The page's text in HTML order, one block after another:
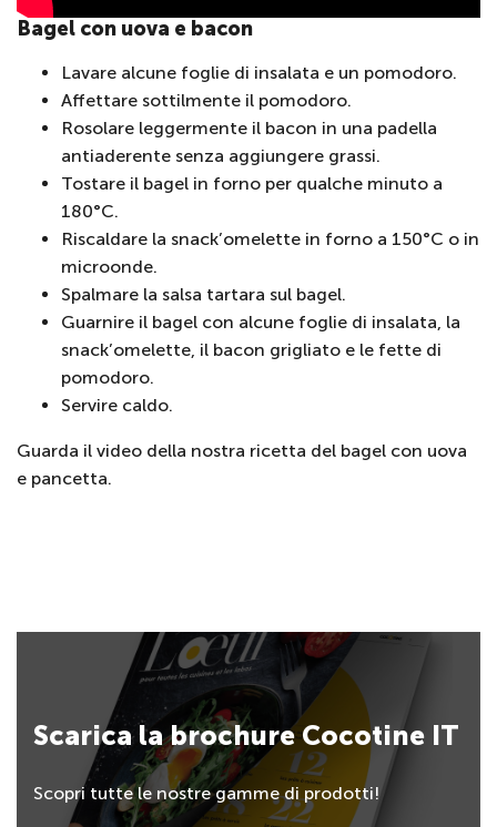
Bagel con uova e bacon
Lavare alcune foglie di insalata e un pomodoro.
Affettare sottilmente il pomodoro.
Rosolare leggermente il bacon in una padella
antiaderente senza aggiungere grassi.
Tostare il bagel in forno per qualche minuto a
180°C.
Riscaldare la snack’omelette in forno a 150°C o in
microonde.
Spalmare la salsa tartara sul bagel.
Guarnire il bagel con alcune foglie di insalata, la
snack’omelette, il bacon grigliato e le fette di
pomodoro.
Servire caldo.
Guarda il video della nostra ricetta del bagel con uova
e pancetta.
Scarica la brochure Cocotine IT
Scopri tutte le nostre gamme di prodotti!